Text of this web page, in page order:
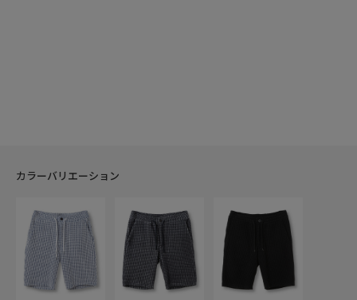
カラーバリエーション